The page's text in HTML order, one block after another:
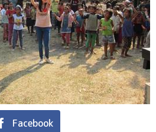
Facebook